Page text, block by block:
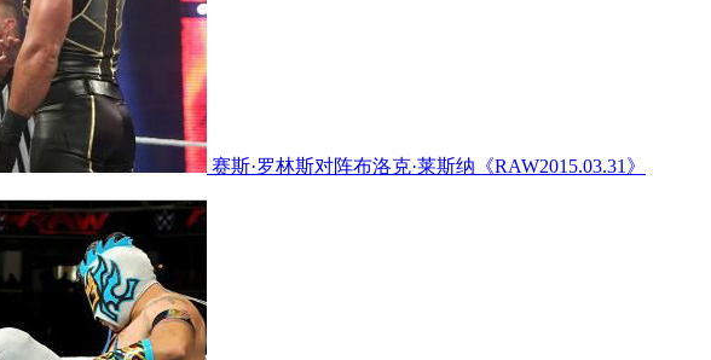
赛斯·罗林斯对阵布洛克·莱斯纳《RAW2015.03.31》